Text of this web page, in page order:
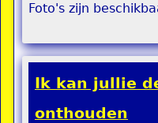
Foto's zijn
Ik kan jullie
onthouden